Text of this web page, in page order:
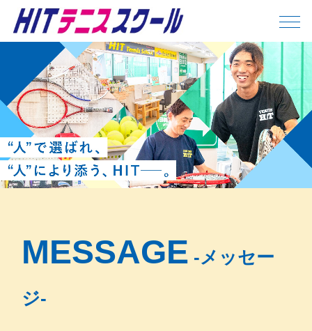
MESSAGE ‐メッセー
ジ‐